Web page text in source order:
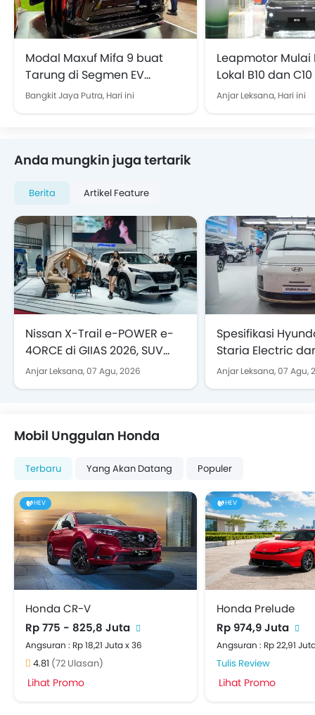
Modal Maxuf Mifa 9 buat
Tarung di Segmen EV
Premium, Harga Rp958 Juta
Bangkit Jaya Putra, Hari ini
Leapmotor Mulai
Lokal B10 dan
Assemblers
Anjar Leksana, Hari ini
Anda mungkin juga tertarik
Berita Artikel Feature
Nissan X-Trail e-POWER e-
4ORCE di GIIAS 2026, SUV
Elektrifikasi untuk
Anjar Leksana,07 Agu, 2026
Spesifikasi
Staria Electric
yang Mejeng di
Anjar Leksana,07 Agu,
Mobil Unggulan Honda
Terbaru Yang Akan Datang Populer
HEV
Honda CR-V
Rp 775 - 825,8 Juta
Angsuran : Rp 18,21 Juta x 36
4.81 (72 Ulasan)
Lihat Promo
HEV
Honda Prelude
Rp 974,9 Juta
Angsuran : Rp 22,91
Tulis Review
Lihat Promo